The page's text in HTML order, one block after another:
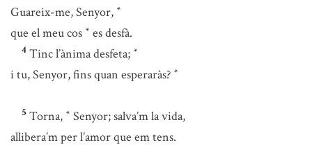
Guareix-me, Senyor, *
que el meu cos * es desfà.
4 Tinc l’ànima desfeta; *
i tu, Senyor, fins quan esperaràs? *
5 Torna, * Senyor; salva’m la vida,
allibera’m per l’amor que em tens.